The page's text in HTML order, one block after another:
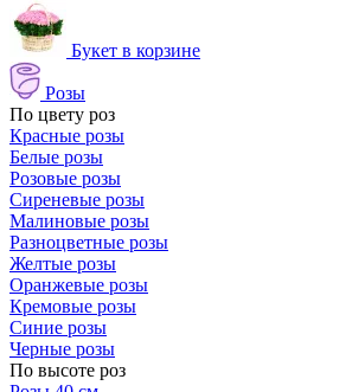
Букет в корзине
Розы
По цвету роз
Красные розы
Белые розы
Розовые розы
Сиреневые розы
Малиновые розы
Разноцветные розы
Желтые розы
Оранжевые розы
Кремовые розы
Синие розы
Черные розы
По высоте роз